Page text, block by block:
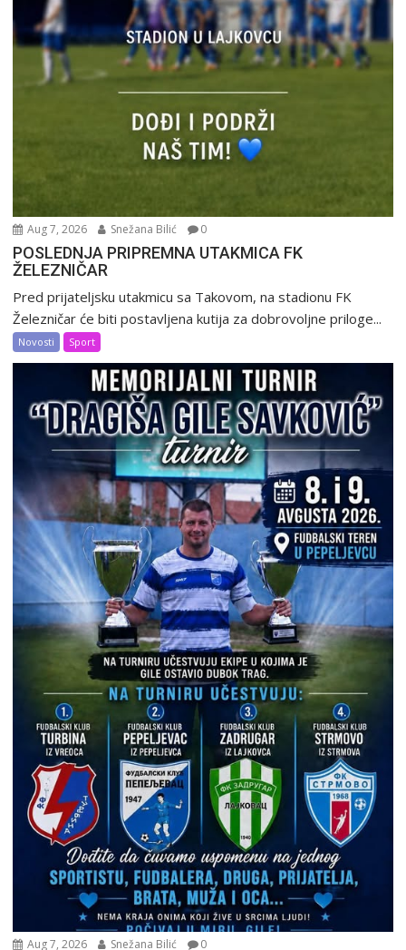
Aug 7, 2026 Snežana Bilić 0
POSLEDNJA PRIPREMNA UTAKMICA FK
ŽELEZNIČAR
Pred prijateljsku utakmicu sa Takovom, na stadionu FK
Železničar će biti postavljena kutija za dobrovoljne priloge...
Novosti Sport
Aug 7, 2026 Snežana Bilić 0